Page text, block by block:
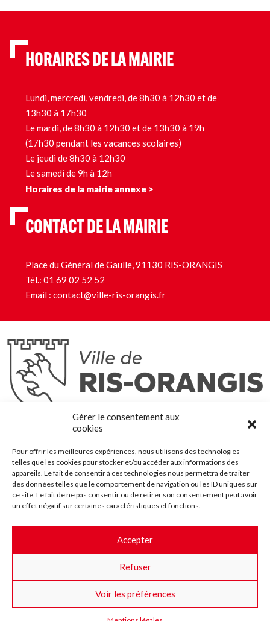
Gérer le consentement aux
cookies
Pour offrir les meilleures expériences, nous utilisons des technologies
telles que les cookies pour stocker et/ou accéder aux informations des
appareils. Le fait de consentir à ces technologies nous permettra de traiter
des données telles que le comportement de navigation ou les ID uniques sur
ce site. Le fait de ne pas consentir ou de retirer son consentement peut avoir
un effet négatif sur certaines caractéristiques et fonctions.
Accepter
Refuser
Voir les préférences
HORAIRES DE LA MAIRIE
Lundi, mercredi, vendredi, de 8h30 à 12h30 et de
13h30 à 17h30
Le mardi, de 8h30 à 12h30 et de 13h30 à 19h
(17h30 pendant les vacances scolaires)
Le jeudi de 8h30 à 12h30
Le samedi de 9h à 12h
Horaires de la mairie annexe >
CONTACT DE LA MAIRIE
Place du Général de Gaulle, 91130 RIS-ORANGIS
Tél.: 01 69 02 52 52
Email : contact@ville-ris-orangis.fr
Ris-Orangis
@2022 — Tous droits réservés
Plan du site
Contact
Accessibilité
Crédits
Les marchés publics
Suggestions & Améliorations
Facebook
InstaTwitterYoutube